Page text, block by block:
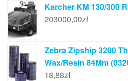
Karcher KM 130/300
203000,00zł
Zebra Zipship 3200
Wax/Resin 84Mm
18,88zł